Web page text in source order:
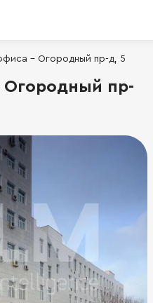
- Огородный пр-д, 5
пр-